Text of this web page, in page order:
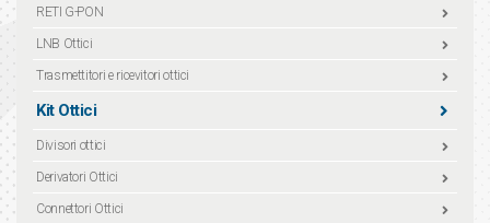
RETI G-PON
LNB Ottici
Trasmettitori e ricevitori ottici
Kit Ottici
Divisori ottici
Derivatori Ottici
Connettori Ottici